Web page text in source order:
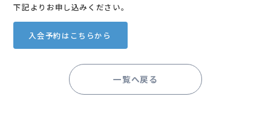
下記よりお申し込みください。
入会予約はこちらから
一覧へ戻る